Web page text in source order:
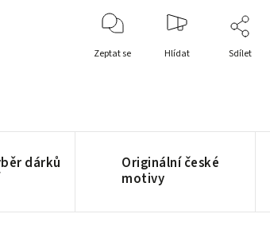
Zeptat se Hlídat Sdílet
dárků
Originální české
motivy